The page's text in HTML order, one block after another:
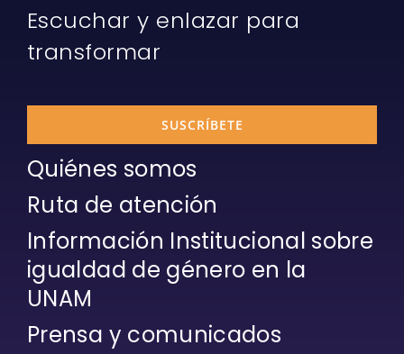
Escuchar y enlazar para
transformar
SUSCRÍBETE
Quiénes somos
Ruta de atención
Información Institucional sobre
igualdad de género en la
UNAM
Prensa y comunicados